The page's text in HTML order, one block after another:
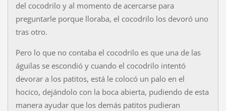
del cocodrilo y al momento de acercarse para
preguntarle porque lloraba, el cocodrilo los devoró uno
tras otro.
Pero lo que no contaba el cocodrilo es que una de las
águilas se escondió y cuando el cocodrilo intentó
devorar a los patitos, está le colocó un palo en el
hocico, dejándolo con la boca abierta, pudiendo de esta
manera ayudar que los demás patitos pudieran